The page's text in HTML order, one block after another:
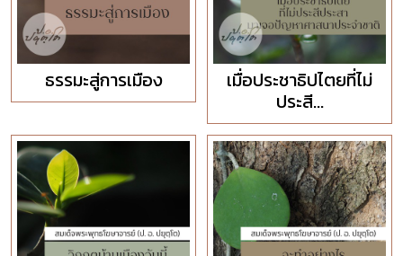
ธรรมะสู่การเมือง
เมื่อประชาธิปไตยที่ไม่
ประสี...